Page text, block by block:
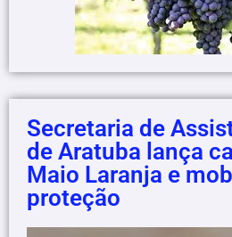
Secretaria de
de Aratuba lança
Maio Laranja e
proteção